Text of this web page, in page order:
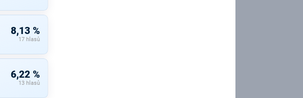
8,13 %
17 hlasů
6,22 %
13 hlasů